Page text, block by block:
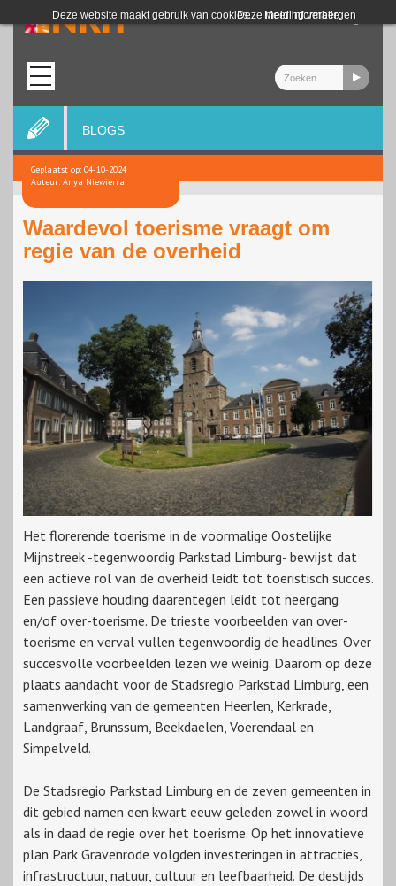
Deze website maakt gebruik van cookies. Meer informatie
Deze melding verbergen
Login
BLOGS
Geplaatst op: 04-10-2024
Auteur: Anya Niewierra
Waardevol toerisme vraagt om
regie van de overheid
Het florerende toerisme in de voormalige Oostelijke
Mijnstreek -tegenwoordig Parkstad Limburg- bewijst dat
een actieve rol van de overheid leidt tot toeristisch succes.
Een passieve houding daarentegen leidt tot neergang
en/of over-toerisme. De trieste voorbeelden van over-
toerisme en verval vullen tegenwoordig de headlines. Over
succesvolle voorbeelden lezen we weinig. Daarom op deze
plaats aandacht voor de Stadsregio Parkstad Limburg, een
samenwerking van de gemeenten Heerlen, Kerkrade,
Landgraaf, Brunssum, Beekdaelen, Voerendaal en
Simpelveld.
De Stadsregio Parkstad Limburg en de zeven gemeenten in
dit gebied namen een kwart eeuw geleden zowel in woord
als in daad de regie over het toerisme. Op het innovatieve
plan Park Gravenrode volgden investeringen in attracties,
infrastructuur, natuur, cultuur en leefbaarheid. De destijds